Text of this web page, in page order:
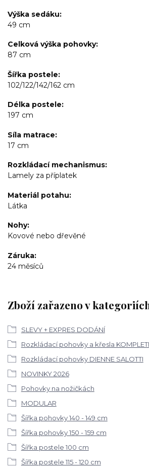
Výška sedáku
49 cm
Celková výška pohovky
87 cm
Šířka postele
102/122/142/162 cm
Délka postele
197 cm
Síla matrace
17 cm
Rozkládací mechanismus
Lamely za příplatek
Materiál potahu
Látka
Nohy
Kovové nebo dřevěné
Záruka
24 měsíců
Zboží zařazeno v
SLEVY + EXPRES DODÁNÍ
Rozkládací pohovky a křesla
Rozkládací pohovky DIENNE SALOTTI
NOVINKY 2026
Pohovky na nožičkách
MODULAR
Šířka pohovky 140 - 149 cm
Šířka pohovky 150 - 159 cm
Šířka postele 100 cm
Šířka postele 115 - 120 cm